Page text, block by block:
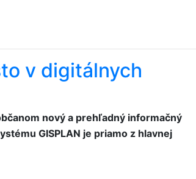
v digitálnych
nový a prehľadný informačný
GISPLAN je priamo z hlavnej